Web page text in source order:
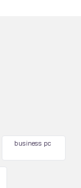
business pc